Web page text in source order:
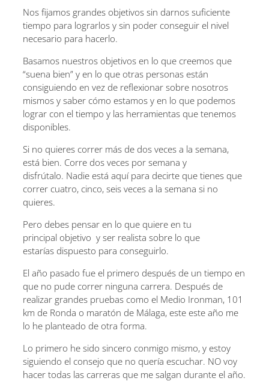
Nos fijamos grandes objetivos sin darnos suficiente
tiempo para lograrlos y sin poder conseguir el nivel
necesario para hacerlo.
Basamos nuestros objetivos en lo que creemos que
“suena bien” y en lo que otras personas están
consiguiendo en vez de reflexionar sobre nosotros
mismos y saber cómo estamos y en lo que podemos
lograr con el tiempo y las herramientas que tenemos
disponibles.
Si no quieres correr más de dos veces a la semana,
está bien. Corre dos veces por semana y
disfrútalo. Nadie está aquí para decirte que tienes que
correr cuatro, cinco, seis veces a la semana si no
quieres.
Pero debes pensar en lo que quiere en tu
principal objetivo y ser realista sobre lo que
estarías dispuesto para conseguirlo.
El año pasado fue el primero después de un tiempo en
que no pude correr ninguna carrera. Después de
realizar grandes pruebas como el Medio Ironman, 101
km de Ronda o maratón de Málaga, este este año me
lo he planteado de otra forma.
Lo primero he sido sincero conmigo mismo, y estoy
siguiendo el consejo que no quería escuchar. NO voy
hacer todas las carreras que me salgan durante el año.